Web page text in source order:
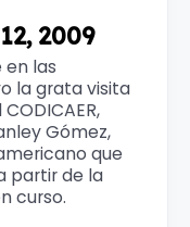
2009
en las
la grata visita
Gómez,
que
partir de la
curso.